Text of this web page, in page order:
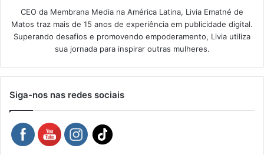
CEO da Membrana Media na América Latina, Livia Ematné de
Matos traz mais de 15 anos de experiência em publicidade digital.
Superando desafios e promovendo empoderamento, Livia utiliza
sua jornada para inspirar outras mulheres.
Siga-nos nas redes sociais